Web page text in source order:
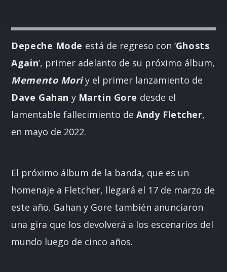
Depeche Mode está de regreso con ‘Ghosts
Again’, primer adelanto de su próximo álbum,
Memento Mori y el primer lanzamiento de
Dave Gahan y Martin Gore desde el
lamentable fallecimiento deAndy Fletcher,
en mayo de 2022.
El próximo álbum de la banda, que es un
homenaje a Fletcher, llegará el 17 de marzo de
este año. Gahan y Gore también anunciaron
una gira que los devolverá a los escenarios del
mundo luego de cinco años.